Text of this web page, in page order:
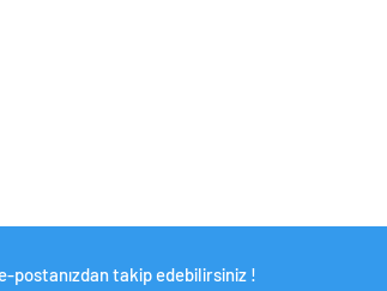
postanızdan takip edebilirsiniz !